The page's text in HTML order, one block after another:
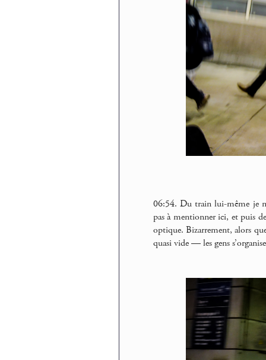
06:54. Du train lui-même je
pas à mentionner ici, et puis
optique. Bizarrement, alors
quasi vide — les gens